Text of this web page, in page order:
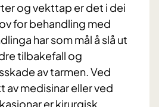
og vekttap er det i dei
for behandling med
har som mål å slå ut
tilbakefall og
av tarmen. Ved
av medisinar eller ved
er kirurgisk